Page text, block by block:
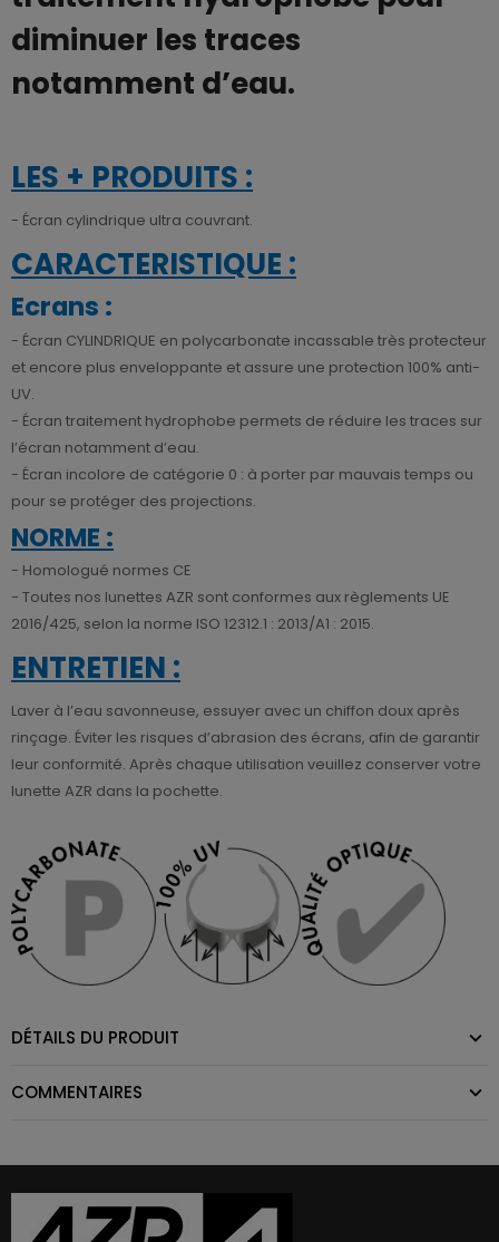
diminuer les traces
notamment d’eau.
LES + PRODUITS :
- Écran cylindrique ultra couvrant.
CARACTERISTIQUE :
Ecrans :
- Écran CYLINDRIQUE en polycarbonate incassable très protecteur
et encore plus enveloppante et assure une protection 100% anti-
UV.
- Écran traitement hydrophobe permets de réduire les traces sur
l’écran notamment d’eau.
- Écran incolore de catégorie 0 : à porter par mauvais temps ou
pour se protéger des projections.
NORME :
- Homologué normes CE
- Toutes nos lunettes AZR sont conformes aux règlements UE
2016/425, selon la norme ISO 12312.1 : 2013/A1 : 2015.
ENTRETIEN :
Laver à l’eau savonneuse, essuyer avec un chiffon doux après
rinçage. Éviter les risques d’abrasion des écrans, afin de garantir
leur conformité. Après chaque utilisation veuillez conserver votre
lunette AZR dans la pochette.
DÉTAILS DU PRODUIT
COMMENTAIRES